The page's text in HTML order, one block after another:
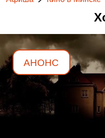
АНОНС